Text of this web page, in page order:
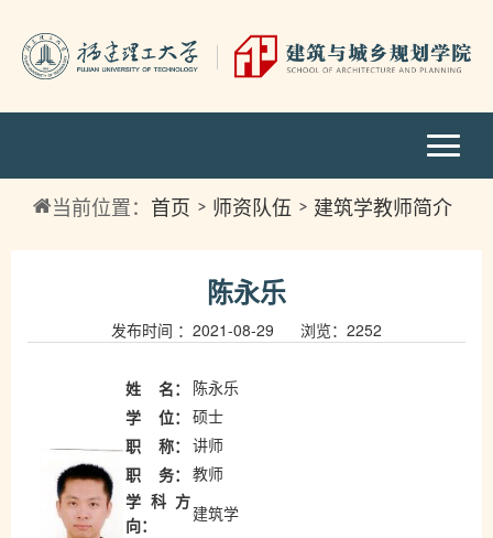
当前位置： 首页 师资队伍 建筑学教师简介
陈永乐
发布时间 ：2021-08-29 浏览： 2252
姓 名：
陈永乐
学
位：
硕士
职
称：
讲师
职
务：
教师
学科方
向：
建筑学